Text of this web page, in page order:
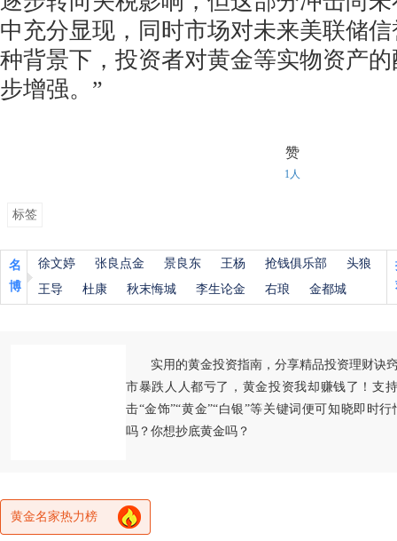
中充分显现，同时市场对未来美联储
种背景下，投资者对黄金等实物资产
步增强。”
赞
1人
标签
名
博
徐文婷 张良点金 景良东 王杨 抢钱俱乐部
头狼
王导
杜康 秋末悔城 李生论金 右琅 金都城
实用的黄金投资指南，分享精品投资理财诀
市暴跌人人都亏了，黄金投资我却赚钱了！支
击“金饰”“黄金”“白银”等关键词便可知晓即时
吗？你想抄底黄金吗？
黄金名家热力榜